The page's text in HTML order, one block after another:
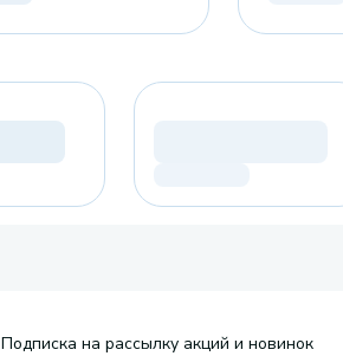
Подписка на рассылку акций и новинок